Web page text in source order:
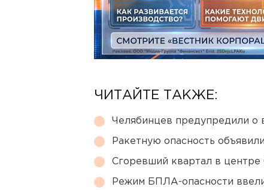
ЧИТАЙТЕ ТАКЖЕ:
Челябинцев предупредили о
Ракетную опасность
Сгоревший квартал в центре
Режим БПЛА-опасности